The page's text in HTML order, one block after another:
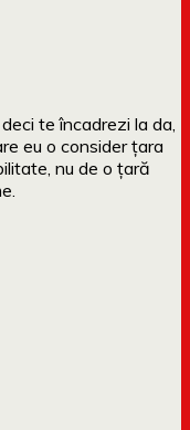
te încadrezi la da,
eu o consider țara
nu de o țară